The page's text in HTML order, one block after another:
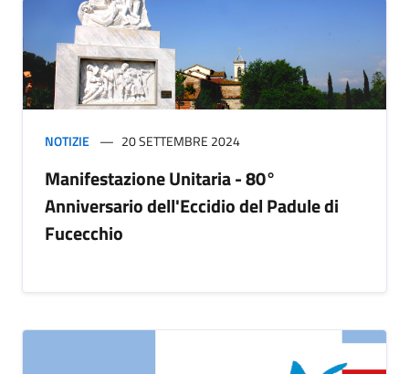
NOTIZIE 20 SETTEMBRE 2024
Manifestazione Unitaria - 80°
Anniversario dell'Eccidio del Padule di
Fucecchio